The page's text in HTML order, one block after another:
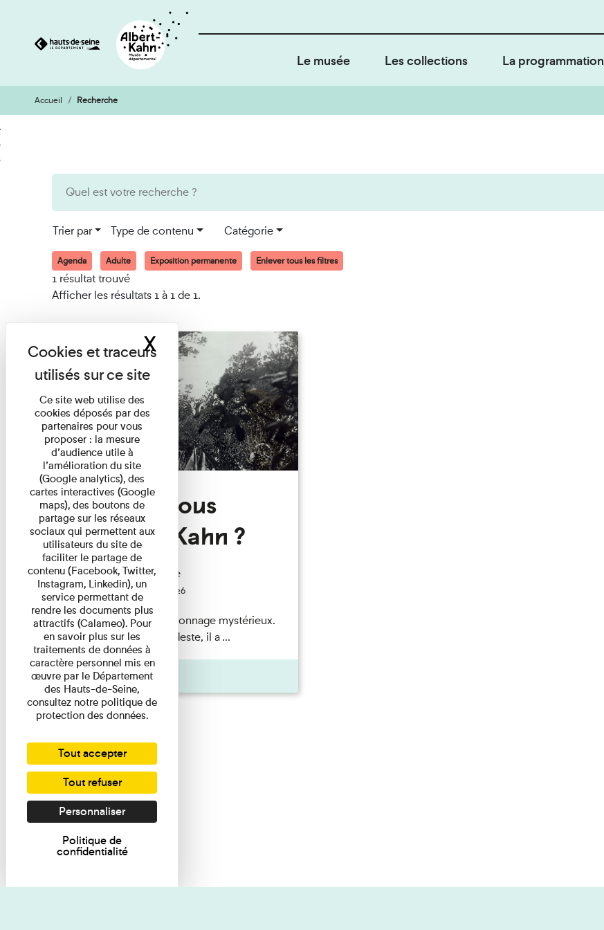
Aller
au
contenu
Aller
à
la
Le musée Les collections La programmation
Accueil Recherche
Trier par Type de contenu Catégorie
Agenda Adulte Exposition permanente Enlever tous les filtres
1 résultat trouvé
Afficher les résultats 1 à 1 de 1.
Qui êtes-vous
Monsieur Kahn ?
Exposition permanente
Du 15/08/2026 au 15/08/2026
Albert Kahn est un personnage mystérieux.
Banquier d'origine modeste, il a ...
Agenda
Ce site web utilise des
cookies déposés par des
partenaires pour vous
proposer : la mesure
d’audience utile à
l’amélioration du site
(Google analytics), des
cartes interactives (Google
maps), des boutons de
partage sur les réseaux
sociaux qui permettent aux
utilisateurs du site de
faciliter le partage de
contenu (Facebook, Twitter,
Instagram, Linkedin), un
service permettant de
rendre les documents plus
attractifs (Calameo). Pour
en savoir plus sur les
traitements de données à
caractère personnel mis en
œuvre par le Département
des Hauts-de-Seine,
consultez notre politique de
protection des données.
Tout accepter
Tout refuser
Personnaliser
Politique de
confidentialité
XMasquer le bandeau des cookies